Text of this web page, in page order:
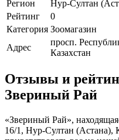
Регион
Нур-Султан
Рейтинг
0
Категория Зоомагазин
Адрес
просп.
Казахстан
Отзывы и
Звериный Рай
«Звериный Рай»,
16/1, Нур-Султан (Астана),